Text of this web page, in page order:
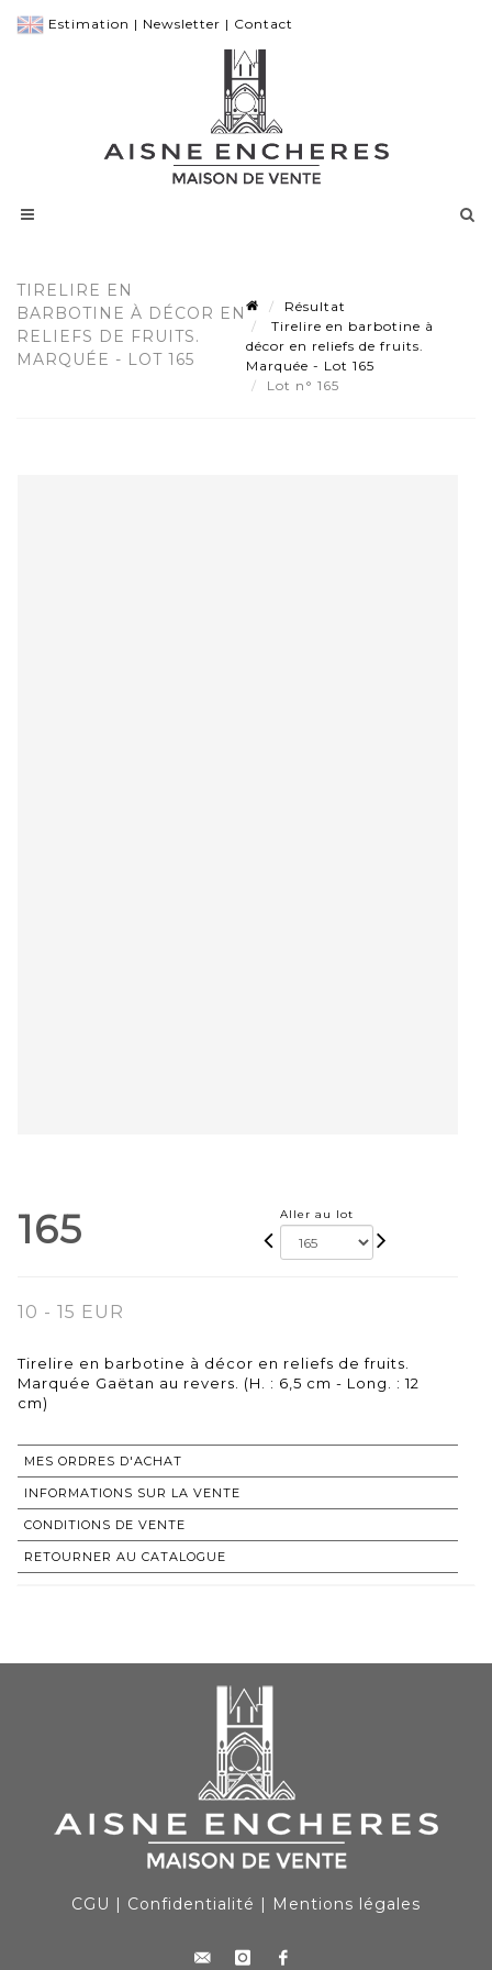
Estimation | Newsletter | Contact
TIRELIRE EN
BARBOTINE À DÉCOR EN
RELIEFS DE FRUITS.
MARQUÉE - LOT 165
Résultat
Tirelire en barbotine à
décor en reliefs de fruits.
Marquée - Lot 165
Lot n° 165
165 Aller au lot
10 - 15 EUR
Tirelire en barbotine à décor en reliefs de fruits.
Marquée Gaëtan au revers. (H. : 6,5 cm - Long. : 12
cm)
MES ORDRES D'ACHAT
INFORMATIONS SUR LA VENTE
CONDITIONS DE VENTE
RETOURNER AU CATALOGUE
CGU | Confidentialité | Mentions légales